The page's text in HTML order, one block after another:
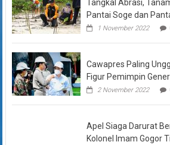
Tangkal Abrasi,
Pantai Soge dan
1 November 2022
Cawapres Paling
Figur Pemimpin
2 November 2022
Apel Siaga Darurat
Kolonel Imam Gogor